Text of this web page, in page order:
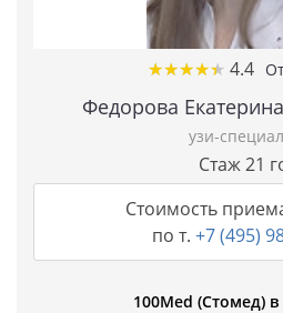
★★★★★
★★★★★ 4.4
Федорова
узи-
Стаж 21
Стоимость
по т. +7 (495)
100Med (Стомед)